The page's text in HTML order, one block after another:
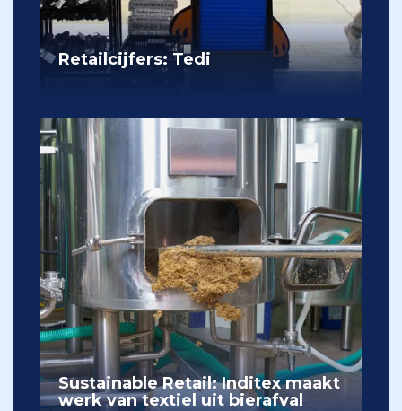
Retailcijfers: Tedi
Sustainable Retail: Inditex maakt
werk van textiel uit bierafval